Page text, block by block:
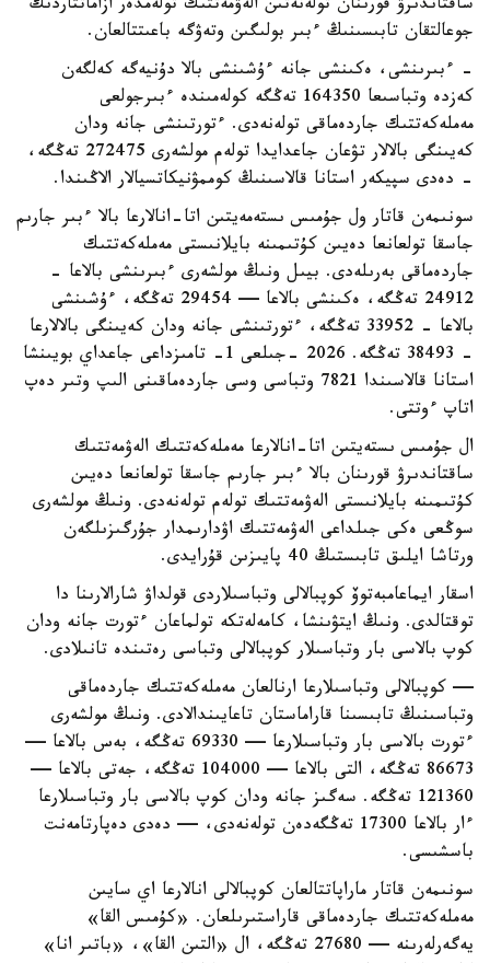
ساقتاندىرۋ قورىنان تولەنەتىن الەۋمەتتىك تولەمدەر ازاماتتاردىڭ
جوعالتقان تابىسىنىڭ ءبىر بولىگىن وتەۋگە باعىتتالعان.
- ءبىرىنشى، ەكىنشى جانە ءۇشىنشى بالا دۇنيەگە كەلگەن
كەزدە وتباسىعا 164350 تەڭگە كولەمىندە ءبىرجولعى
مەملەكەتتىك جاردەماقى تولەنەدى. ءتورتىنشى جانە ودان
كەيىنگى بالالار تۋعان جاعدايدا تولەم مولشەرى 272475 تەڭگە،
- دەدى سپيكەر استانا قالاسىنىڭ كوممۋنيكاتسيالار الاڭىندا.
سونىمەن قاتار ول جۇمىس ىستەمەيتىن اتا-انالارعا بالا ءبىر جارىم
جاسقا تولعانعا دەيىن كۇتىمىنە بايلانىستى مەملەكەتتىك
جاردەماقى بەرىلەدى. بيىل ونىڭ مولشەرى ءبىرىنشى بالاعا -
24912 تەڭگە، ەكىنشى بالاعا — 29454 تەڭگە، ءۇشىنشى
بالاعا - 33952 تەڭگە، ءتورتىنشى جانە ودان كەيىنگى بالالارعا
- 38493 تەڭگە. 2026 -جىلعى 1- تامىزداعى جاعداي بويىنشا
استانا قالاسىندا 7821 وتباسى وسى جاردەماقىنى الىپ وتىر دەپ
اتاپ ءوتتى.
ال جۇمىس ىستەيتىن اتا-انالارعا مەملەكەتتىك الەۋمەتتىك
ساقتاندىرۋ قورىنان بالا ءبىر جارىم جاسقا تولعانعا دەيىن
كۇتىمىنە بايلانىستى الەۋمەتتىك تولەم تولەنەدى. ونىڭ مولشەرى
سوڭعى ەكى جىلداعى الەۋمەتتىك اۋدارىمدار جۇرگىزىلگەن
ورتاشا ايلىق تابىستىڭ 40 پايىزىن قۇرايدى.
اسقار ايماعامبەتوۆ كوپبالالى وتباسىلاردى قولداۋ شارالارىنا دا
توقتالدى. ونىڭ ايتۋىنشا، كامەلەتكە تولماعان ءتورت جانە ودان
كوپ بالاسى بار وتباسىلار كوپبالالى وتباسى رەتىندە تانىلادى.
— كوپبالالى وتباسىلارعا ارنالعان مەملەكەتتىك جاردەماقى
وتباسىنىڭ تابىسىنا قاراماستان تاعايىندالادى. ونىڭ مولشەرى
ءتورت بالاسى بار وتباسىلارعا — 69330 تەڭگە، بەس بالاعا —
86673 تەڭگە، التى بالاعا — 104000 تەڭگە، جەتى بالاعا —
121360 تەڭگە. سەگىز جانە ودان كوپ بالاسى بار وتباسىلارعا
ءار بالاعا 17300 تەڭگەدەن تولەنەدى، — دەدى دەپارتامەنت
باسشىسى.
سونىمەن قاتار ماراپاتتالعان كوپبالالى انالارعا اي سايىن
مەملەكەتتىك جاردەماقى قاراستىرىلعان. «كۇمىس القا»
يەگەرلەرىنە — 27680 تەڭگە، ال «التىن القا»، «باتىر انا»